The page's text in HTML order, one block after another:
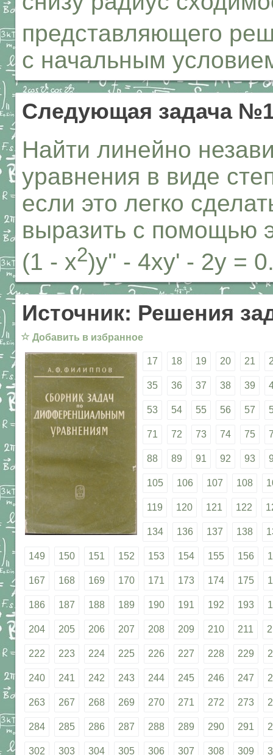
представляющего
с начальным
Следующая задача
Найти линейно
уравнения в виде
если это легко
выразить с помощью
(1 - x2)y'' - 4xy' - 2y =
Источник: Решения
☆ Добавить в избранное
17 18 19 20 21
35 36 37 38 39
53 54 55 56 57
71 72 73 74 75
88 89 91 92 93
105 106 107 108
119 120 121 122
134 136 137 138
149 150 151 152 153 154 155 156
167 168 169 170 171 173 174 175
186 187 188 189 190 191 192 193
204 205 206 207 208 209 210 211
222 223 224 225 226 227 228 229
240 241 242 243 244 245 246 247
263 267 268 269 270 271 272 273
284 285 286 287 288 289 290 291
302 303 304 305 306 307 308 309